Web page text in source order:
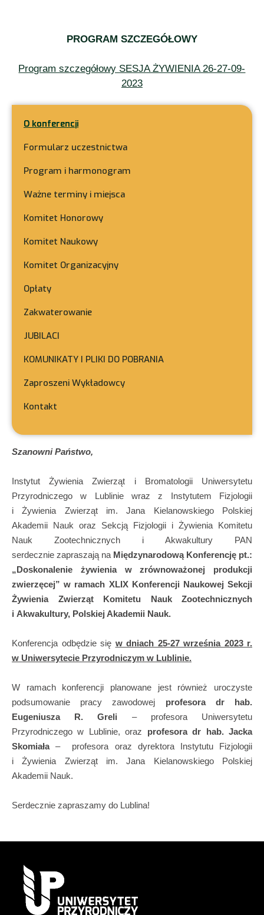
PROGRAM SZCZEGÓŁOWY
Program szczegółowy SESJA ŻYWIENIA 26-27-09-
2023
O konferencji
Formularz uczestnictwa
Program i harmonogram
Ważne terminy i miejsca
Komitet Honorowy
Komitet Naukowy
Komitet Organizacyjny
Opłaty
Zakwaterowanie
JUBILACI
KOMUNIKATY I PLIKI DO POBRANIA
Zaproszeni Wykładowcy
Kontakt
Szanowni Państwo,
Instytut Żywienia Zwierząt i Bromatologii Uniwersytetu
Przyrodniczego w Lublinie wraz z Instytutem Fizjologii
i Żywienia Zwierząt im. Jana Kielanowskiego Polskiej
Akademii Nauk oraz Sekcją Fizjologii i Żywienia Komitetu
Nauk Zootechnicznych i Akwakultury PAN
serdecznie zapraszają na Międzynarodową Konferencję pt.:
„Doskonalenie żywienia w zrównoważonej produkcji
zwierzęcej” w ramach XLIX Konferencji Naukowej Sekcji
Żywienia Zwierząt Komitetu Nauk Zootechnicznych
i Akwakultury, Polskiej Akademii Nauk.
Konferencja odbędzie się w dniach 25-27 września 2023 r.
w Uniwersytecie Przyrodniczym w Lublinie.
W ramach konferencji planowane jest również uroczyste
podsumowanie pracy zawodowej profesora dr hab.
Eugeniusza R. Greli – profesora Uniwersytetu
Przyrodniczego w Lublinie, oraz profesora dr hab. Jacka
Skomiała– profesora oraz dyrektora Instytutu Fizjologii
i Żywienia Zwierząt im. Jana Kielanowskiego Polskiej
Akademii Nauk.
Serdecznie zapraszamy do Lublina!